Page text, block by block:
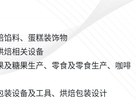
馅料、蛋糕装饰物
焙相关设备
糖果生产、零食及零食生产、咖啡
设备及工具、烘焙包装设计